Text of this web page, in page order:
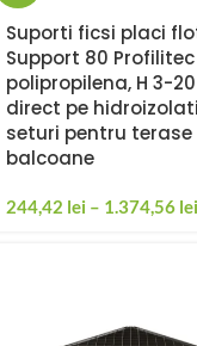
Suporti ficsi placi
Support 80 Profilitec |
polipropilena, H 3-
direct pe
seturi pentru terase
balcoane
244,42 lei – 1.374,56 lei